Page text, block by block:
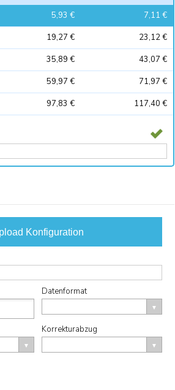
5,93 €
7,11 €
19,27 €
23,12 €
35,89 €
43,07 €
59,97 €
71,97 €
97,83 € 117,40 €
Konfiguration
und von der Produktvorschau
profitieren.Datenformat
Korrekturabzug